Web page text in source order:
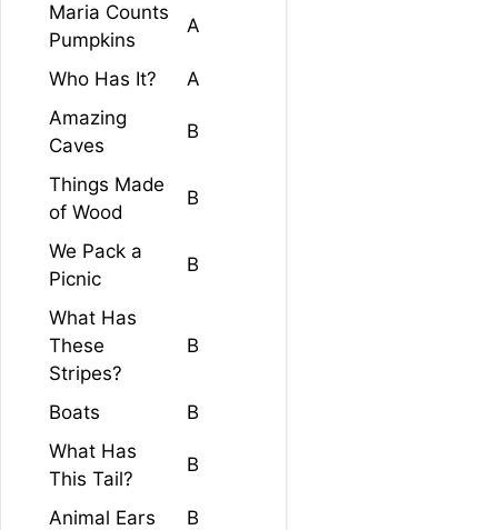
Maria Counts
Pumpkins
A
Who Has It?
A
Amazing
Caves
B
Things Made
of Wood
B
We Pack a
Picnic
B
What Has
These
Stripes?
B
Boats
B
What Has
This Tail?
B
Animal Ears
B